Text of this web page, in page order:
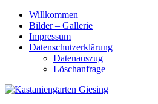
Skip
content
Willkommen
Bilder – Gallerie
Impressum
Datenschutzerklärung
Datenauszug
Löschanfrage